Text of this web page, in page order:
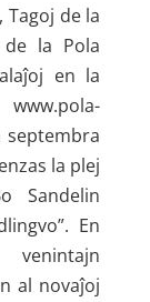
Tagoj de la
de la Pola
en la
la plej
Sandelin
En
al novaĵoj